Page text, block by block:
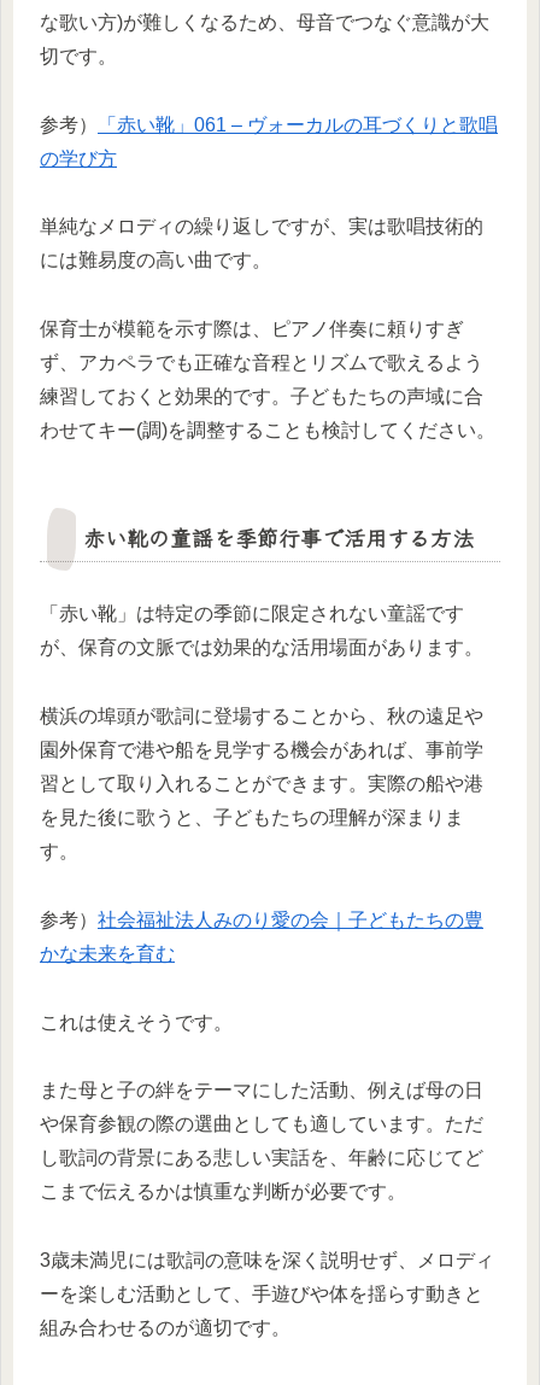
な歌い方)が難しくなるため、母音でつなぐ意識が大
切です。
参考）
「赤い靴」061 – ヴォーカルの耳づくりと歌唱
の学び方
単純なメロディの繰り返しですが、実は歌唱技術的
には難易度の高い曲です。
保育士が模範を示す際は、ピアノ伴奏に頼りすぎ
ず、アカペラでも正確な音程とリズムで歌えるよう
練習しておくと効果的です。子どもたちの声域に合
わせてキー(調)を調整することも検討してください。
赤い靴の童謡を季節行事で活用する方法
「赤い靴」は特定の季節に限定されない童謡です
が、保育の文脈では効果的な活用場面があります。
横浜の埠頭が歌詞に登場することから、秋の遠足や
園外保育で港や船を見学する機会があれば、事前学
習として取り入れることができます。実際の船や港
を見た後に歌うと、子どもたちの理解が深まりま
す。
参考） 社会福祉法人みのり愛の会｜子どもたちの豊
かな未来を育む
これは使えそうです。
また母と子の絆をテーマにした活動、例えば母の日
や保育参観の際の選曲としても適しています。ただ
し歌詞の背景にある悲しい実話を、年齢に応じてど
こまで伝えるかは慎重な判断が必要です。
3歳未満児には歌詞の意味を深く説明せず、メロディ
ーを楽しむ活動として、手遊びや体を揺らす動きと
組み合わせるのが適切です。